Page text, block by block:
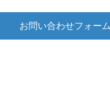
お問い合わせフォー